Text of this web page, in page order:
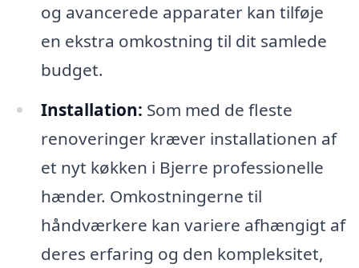
og avancerede apparater kan tilføje
en ekstra omkostning til dit samlede
budget.
Installation: Som med de fleste
renoveringer kræver installationen af
et nyt køkken i Bjerre professionelle
hænder. Omkostningerne til
håndværkere kan variere afhængigt af
deres erfaring og den kompleksitet,